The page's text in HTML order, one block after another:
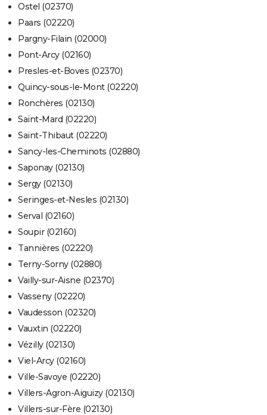
Ostel (02370)
Paars (02220)
Pargny-Filain (02000)
Pont-Arcy (02160)
Presles-et-Boves (02370)
Quincy-sous-le-Mont (02220)
Ronchères (02130)
Saint-Mard (02220)
Saint-Thibaut (02220)
Sancy-les-Cheminots (02880)
Saponay (02130)
Sergy (02130)
Seringes-et-Nesles (02130)
Serval (02160)
Soupir (02160)
Tannières (02220)
Terny-Sorny (02880)
Vailly-sur-Aisne (02370)
Vasseny (02220)
Vaudesson (02320)
Vauxtin (02220)
Vézilly (02130)
Viel-Arcy (02160)
Ville-Savoye (02220)
Villers-Agron-Aiguizy (02130)
Villers-sur-Fère (02130)